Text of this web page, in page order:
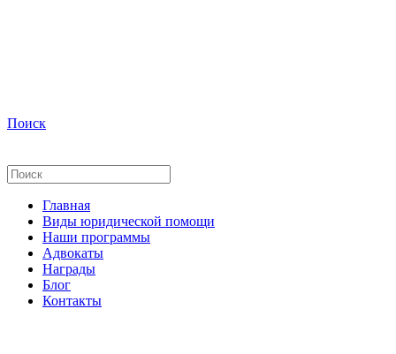
Поиск
Главная
Виды юридической помощи
Наши программы
Адвокаты
Награды
Блог
Контакты